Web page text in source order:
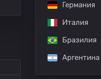
Германия
Италия
Бразилия
Аргентина